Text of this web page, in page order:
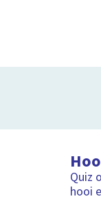
Quiz
hooi